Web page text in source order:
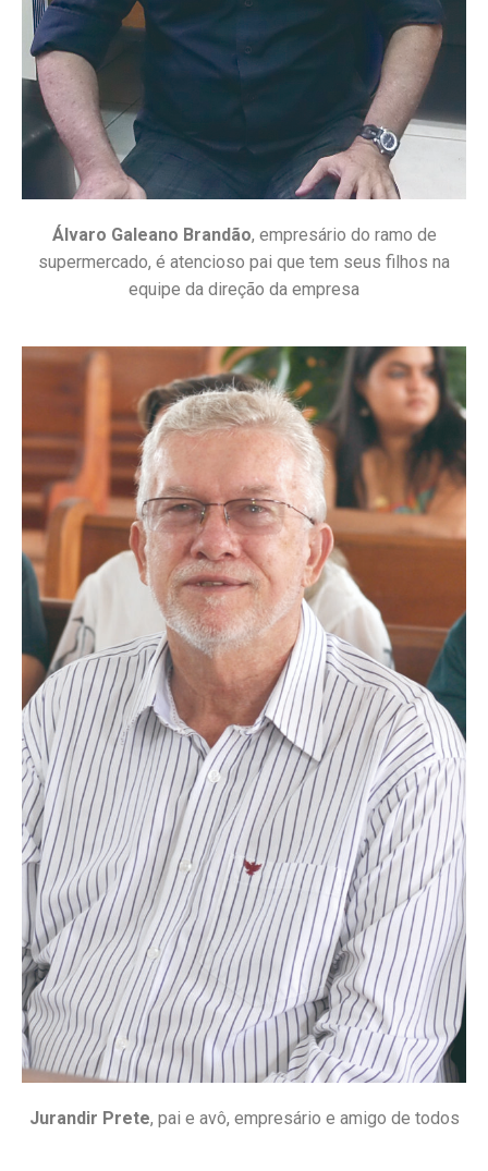
Álvaro Galeano Brandão, empresário do ramo de
supermercado, é atencioso pai que tem seus filhos na
equipe da direção da empresa
Jurandir Prete, pai e avô, empresário e amigo de todos